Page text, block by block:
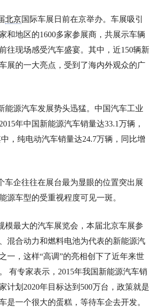
北京国际车展日前在京举办。车展吸引
和地区的1600多家参展商，共展示车辆
往现场感受汽车盛宴。其中，近150辆新
展的一大亮点，受到了海内外观众的广
能源汽车发展势头迅猛。中国汽车工业
年中国新能源汽车销量达33.1万辆，
，纯电动汽车销量达24.7万辆，同比增
车企往往在展台最为显眼的位置突出展
源车型的受重视程度可见一斑。
模最大的汽车展览会，本届北京车展参
混合动力和燃料电池为代表的新能源汽
一，这样“高调”的亮相创下了近年来世
有专家表示，2015年我国新能源汽车销
计划2020年目标达到500万台，政策就是
是一个很大的蛋糕，等待车企去开发。